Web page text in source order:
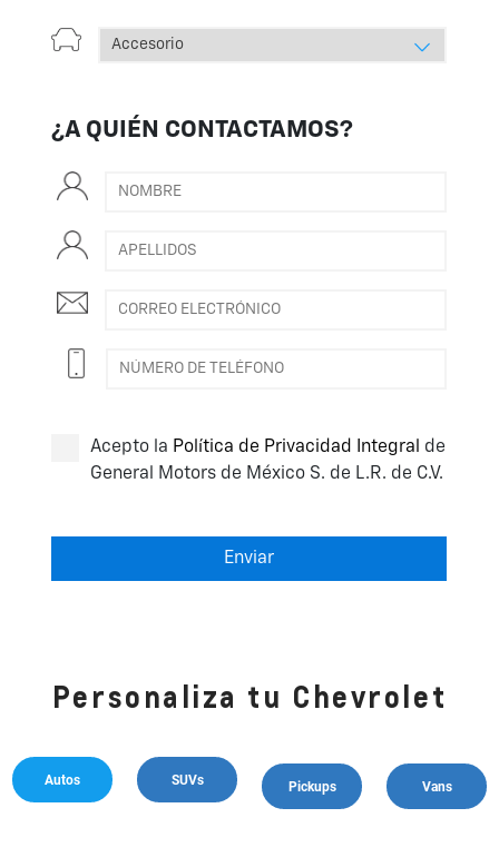
Personaliza tu Chevrolet
Autos SUVs Pickups Vans